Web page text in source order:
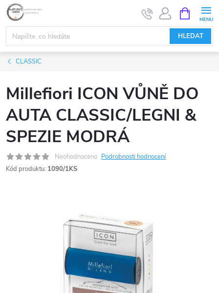
Přejít
obsah
HLEDAT
NÁKUPNÍ
KOŠÍK
CLASSIC
Millefiori ICON VŮNĚ DO
AUTA CLASSIC/LEGNI &
SPEZIE MODRÁ
Neohodnoceno Podrobnosti hodnocení
Kód produktu: 1090/1KS